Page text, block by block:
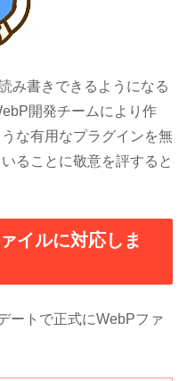
み書きできるようになる
開発チームにより作
な有用なプラグインを無
ることに敬意を評すると
イルに対応しま
ートで正式にWebPファ